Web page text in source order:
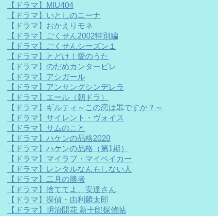
【ドラマ】MIU404
【ドラマ】いとしのニーナ
【ドラマ】おかえりモネ
【ドラマ】ごくせん2002特別編
【ドラマ】ごくせんシーズン１
【ドラマ】とどけ！愛のうた
【ドラマ】のだめカンタービレ
【ドラマ】アシガール
【ドラマ】アンサングシンデレラ
【ドラマ】エール（朝ドラ）
【ドラマ】ギルティ～この恋は罪ですか？～
【ドラマ】サイレント・ヴォイス
【ドラマ】サムのこと
【ドラマ】ハケンの品格2020
【ドラマ】ハケンの品格（第1期）
【ドラマ】マイラブ・マイベイカー
【ドラマ】レンタルなんもしない人
【ドラマ】二月の勝者
【ドラマ】捨ててよ、安達さん
【ドラマ】探偵・由利麟太郎
【ドラマ】明治開花 新十郎探偵帖